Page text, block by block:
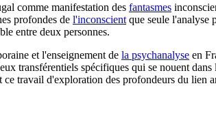
comme manifestation des fantasmes
profondes de l'inconscient que seule l'analyse
entre deux personnes.
et l'enseignement de la psychanalyse en
transférentiels spécifiques qui se nouent
travail d'exploration des profondeurs du lien